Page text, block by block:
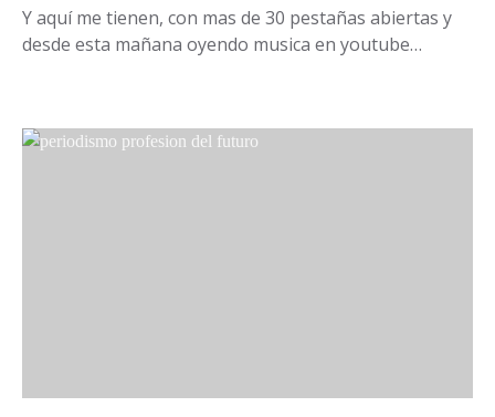
Y aquí me tienen, con mas de 30 pestañas abiertas y
desde esta mañana oyendo musica en youtube…